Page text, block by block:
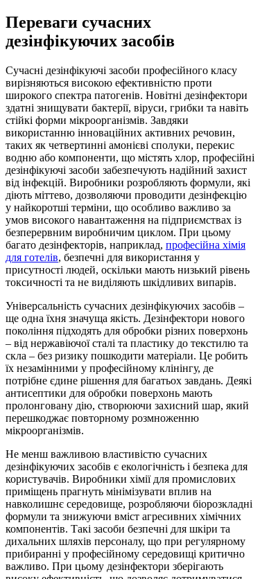
Переваги сучасних
дезінфікуючих засобів
Сучасні дезінфікуючі засоби професійного класу
вирізняються високою ефективністю проти
широкого спектра патогенів. Новітні дезінфектори
здатні знищувати бактерії, віруси, грибки та навіть
стійкі форми мікроорганізмів. Завдяки
використанню інноваційних активних речовин,
таких як четвертинні амонієві сполуки, перекис
водню або компоненти, що містять хлор, професійні
дезінфікуючі засоби забезпечують надійний захист
від інфекцій. Виробники розробляють формули, які
діють міттево, дозволяючи проводити дезінфекцію
у найкоротші терміни, що особливо важливо за
умов високого навантаження на підприємствах із
безперервним виробничим циклом. При цьому
багато дезінфекторів, наприклад, професійна хімія
для готелів, безпечні для використання у
присутності людей, оскільки мають низький рівень
токсичності та не виділяють шкідливих випарів.
Універсальність сучасних дезінфікуючих засобів –
ще одна їхня значуща якість. Дезінфектори нового
покоління підходять для обробки різних поверхонь
– від нержавіючої сталі та пластику до текстилю та
скла – без ризику пошкодити матеріали. Це робить
їх незамінними у професійному клінінгу, де
потрібне єдине рішення для багатьох завдань. Деякі
антисептики для обробки поверхонь мають
пролонговану дію, створюючи захисний шар, який
перешкоджає повторному розмноженню
мікроорганізмів.
Не менш важливою властивістю сучасних
дезінфікуючих засобів є екологічність і безпека для
користувачів. Виробники хімії для промислових
приміщень прагнуть мінімізувати вплив на
навколишнє середовище, розробляючи біорозкладні
формули та знижуючи вміст агресивних хімічних
компонентів. Такі засоби безпечні для шкіри та
дихальних шляхів персоналу, що при регулярному
прибиранні у професійному середовищі критично
важливо. При цьому дезінфектори зберігають